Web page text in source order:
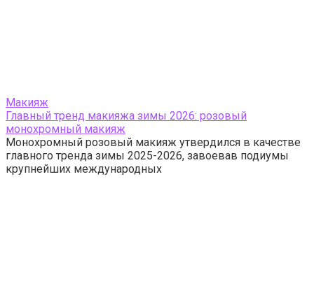
Макияж
Главный тренд макияжа зимы 2026: розовый
монохромный макияж
Монохромный розовый макияж утвердился в качестве
главного тренда зимы 2025-2026, завоевав подиумы
крупнейших международных